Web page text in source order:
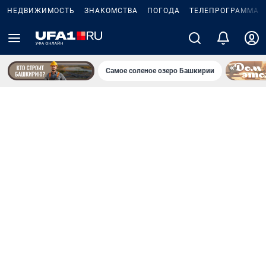
НЕДВИЖИМОСТЬ ЗНАКОМСТВА ПОГОДА ТЕЛЕПРОГРАММА
Самое соленое озеро Башкирии